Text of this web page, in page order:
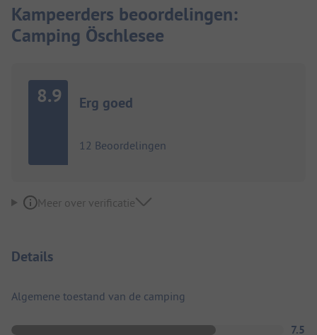
Kampeerders beoordelingen:
Camping Öschlesee
8.9 Erg goed
12 Beoordelingen
Meer over verificatie
Details
Algemene toestand van de camping
7.5